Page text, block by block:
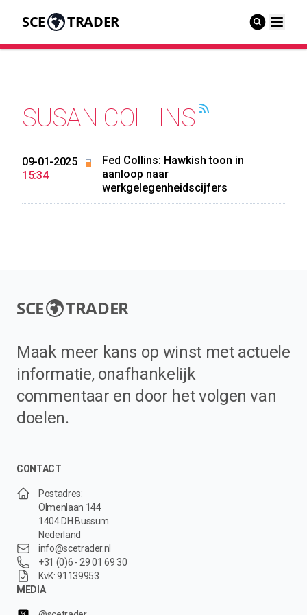
SCE TRADER
SUSAN COLLINS
09-01-2025
15:34
Fed Collins: Hawkish toon in
aanloop naar
werkgelegenheidscijfers
SCE TRADER
Maak meer kans op winst met actuele
informatie, onafhankelijk
commentaar en door het volgen van
doelen.
CONTACT
Postadres:
Olmenlaan 144
1404 DH Bussum
Nederland
info@scetrader.nl
+31 (0)6 - 29 01 69 30
KvK: 91139953
MEDIA